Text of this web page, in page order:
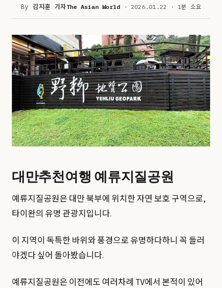
By 김지훈 기자The Asian World · 2026.01.22 · 1분 소요
대만추천여행 예류지질공원
예류지질공원은 대만 북부에 위치한 자연 보호 구역으로,
타이완의 유명 관광지입니다.
이 지역이 독특한 바위와 풍경으로 유명하다하니 꼭 들러
야겠다 싶어 돌아봤습니다.
예류지질공원은 이전에도 여러차례 TV에서 본적이 있어